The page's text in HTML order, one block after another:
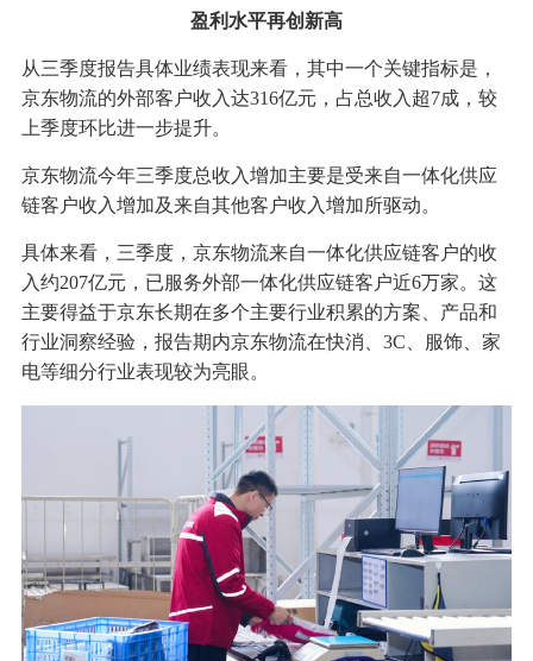
盈利水平再创新高
从三季度报告具体业绩表现来看，其中一个关键指标是，
京东物流的外部客户收入达316亿元，占总收入超7成，较
上季度环比进一步提升。
京东物流今年三季度总收入增加主要是受来自一体化供应
链客户收入增加及来自其他客户收入增加所驱动。
具体来看，三季度，京东物流来自一体化供应链客户的收
入约207亿元，已服务外部一体化供应链客户近6万家。这
主要得益于京东长期在多个主要行业积累的方案、产品和
行业洞察经验，报告期内京东物流在快消、3C、服饰、家
电等细分行业表现较为亮眼。